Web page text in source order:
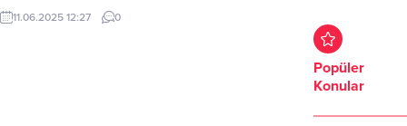
seçilen Prof. Dr. Gazi Yaşargil 100
yaşında vefat etti. Vefat haberini
11.06.2025 12:27 0
Popüler
Konular